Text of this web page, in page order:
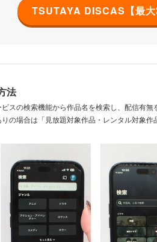
TSUTAYA DISCAS【最大
法
スの検索機能から作品名を検索し、配信有無
の場合は「見放題対象作品・レンタル対象作